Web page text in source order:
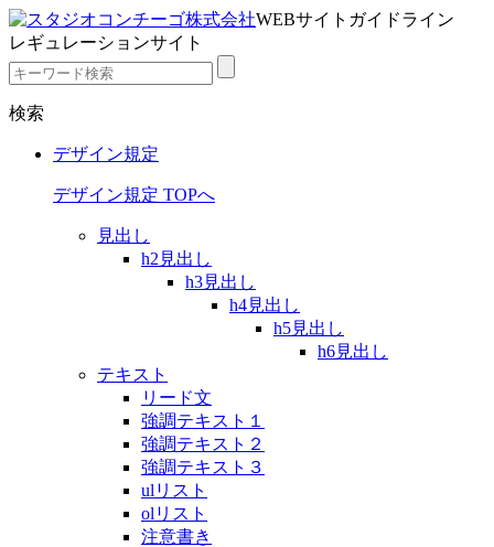
WEBサイトガイドライン
レギュレーションサイト
検索
デザイン規定
デザイン規定 TOPへ
見出し
h2見出し
h3見出し
h4見出し
h5見出し
h6見出し
テキスト
リード文
強調テキスト１
強調テキスト２
強調テキスト３
ulリスト
olリスト
注意書き